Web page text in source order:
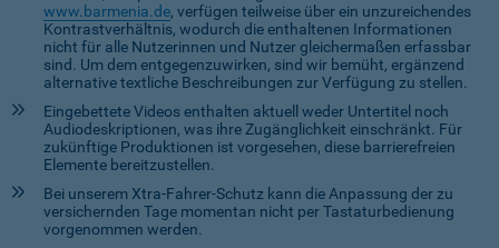
www.barmenia.de, verfügen teilweise über ein unzureichendes
Kontrastverhältnis, wodurch die enthaltenen Informationen
nicht für alle Nutzerinnen und Nutzer gleichermaßen erfassbar
sind. Um dem entgegenzuwirken, sind wir bemüht, ergänzend
alternative textliche Beschreibungen zur Verfügung zu stellen.
Eingebettete Videos enthalten aktuell weder Untertitel noch
Audiodeskriptionen, was ihre Zugänglichkeit einschränkt. Für
zukünftige Produktionen ist vorgesehen, diese barrierefreien
Elemente bereitzustellen.
Bei unserem Xtra-Fahrer-Schutz kann die Anpassung der zu
versichernden Tage momentan nicht per Tastaturbedienung
vorgenommen werden.